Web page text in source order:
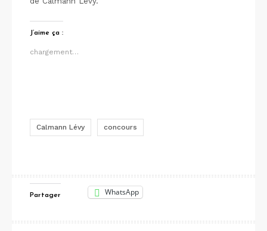
J’aime ça :
chargement…
Calmann Lévy concours
Partager WhatsApp